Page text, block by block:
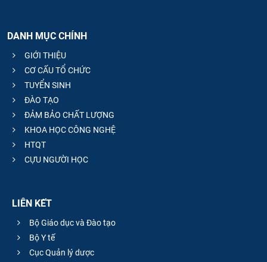
DANH MỤC CHÍNH
GIỚI THIỆU
CƠ CẤU TỔ CHỨC
TUYỂN SINH
ĐÀO TẠO
ĐẢM BẢO CHẤT LƯỢNG
KHOA HỌC CÔNG NGHỆ
HTQT
CỰU NGƯỜI HỌC
LIÊN KẾT
Bộ Giáo dục và Đào tạo
Bộ Y tế
Cục Quản lý dược